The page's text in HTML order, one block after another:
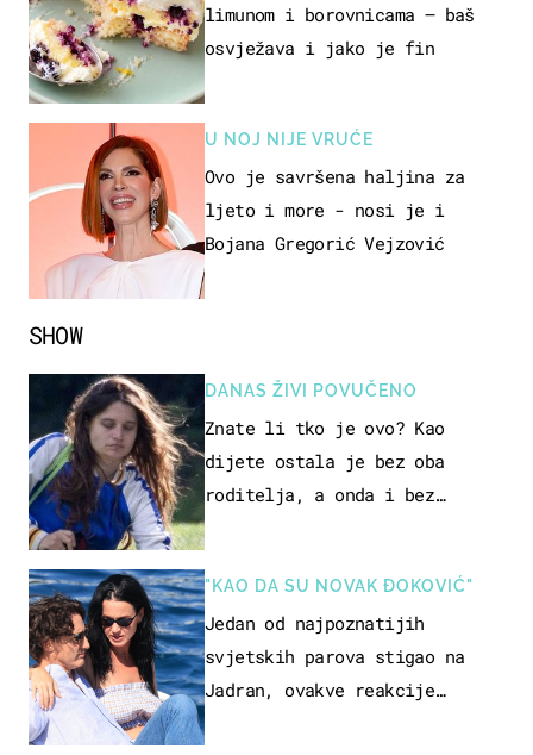
SHOW
DANAS ŽIVI POVUČENO
Znate li tko je ovo? Kao
dijete ostala je bez oba
roditelja, a onda i bez
"KAO DA SU NOVAK ĐOKOVIĆ"
Jedan od najpoznatijih
svjetskih parova stigao na
Jadran, ovakve reakcije
limunom i borovnicama – baš
osvježava i jako je fin
U NOJ NIJE VRUĆE
Ovo je savršena haljina za
ljeto i more - nosi je i
Bojana Gregorić Vejzović